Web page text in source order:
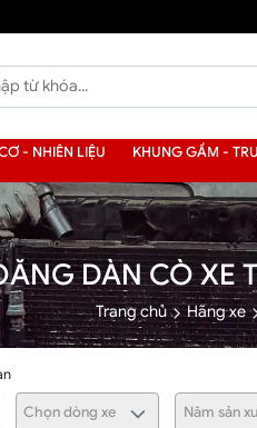
- NHIÊN LIỆU KHUNG GẦM -
DÀN CÒ XE
Trang chủ Hãng xe
Chọn dòng xe Năm sản